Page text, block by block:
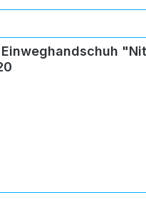
Einweghandschuh